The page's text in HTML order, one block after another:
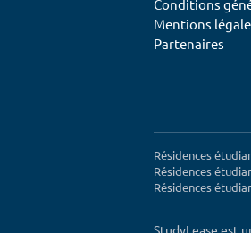
Conditions
Mentions
Partenaires
Résidences
Résidences
Résidences
StudyLease est